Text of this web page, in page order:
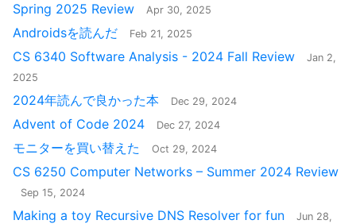
Spring 2025 Review
Apr 30, 2025
Androidsを読んだ Feb 21, 2025
CS 6340 Software Analysis - 2024 Fall Review
Jan 2,
2025
2024年読んで良かった本 Dec 29, 2024
Advent of Code 2024 Dec 27, 2024
モニターを買い替えた Oct 29, 2024
CS 6250 Computer Networks – Summer 2024 Review
Sep 15, 2024
Making a toy Recursive DNS Resolver for fun
Jun 28,